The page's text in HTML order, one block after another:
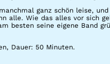
ganz schön leise,
alle. Wie das alles vor sich
besten seine eigene Band
Dauer: 50 Minuten.